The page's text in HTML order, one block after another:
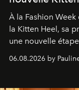
À la Fashion
la Kitten Heel, sa
une nouvelle
06.08.2026 by